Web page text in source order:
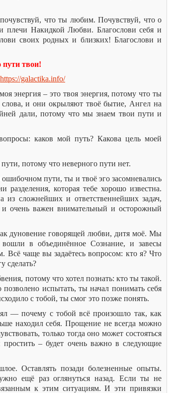
что ты любим. Почувствуй, что о
плечи Накидкой Любви. Благослови себя и
своих родных и близких! Благослови и
твои!
https://galactika.info/
энергия – это твоя энергия, потому что ты
и они окрыляют твоё бытие, Ангел на
дали, потому что мы знаем твои пути и
каков мой путь? Какова цель моей
потому что неверного пути нет.
пути, ты и твоё эго засомневались
которая тебе хорошо известна.
сложнейших и ответственнейших задач,
очень важен внимательный и осторожный
дуновение говорящей любви, дитя моё. Мы
в объединённое Сознание, и завесы
Всё чаще вы задаётесь вопросом: кто я? Что
сделать?
потому что хотел познать: кто ты такой.
испытать, ты начал понимать себя
с тобой, ты смог это позже понять.
— почему с тобой всё произошло так, как
находил себя. Прощение не всегда можно
только тогда оно может состояться
– будет очень важно в следующие
Оставлять позади болезненные опыты.
ещё раз оглянуться назад. Если ты не
к этим ситуациям. И эти привязки